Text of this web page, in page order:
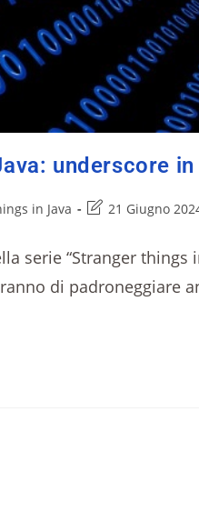
underscore in
in Java 21 Giugno
serie “Stranger things
di padroneggiare